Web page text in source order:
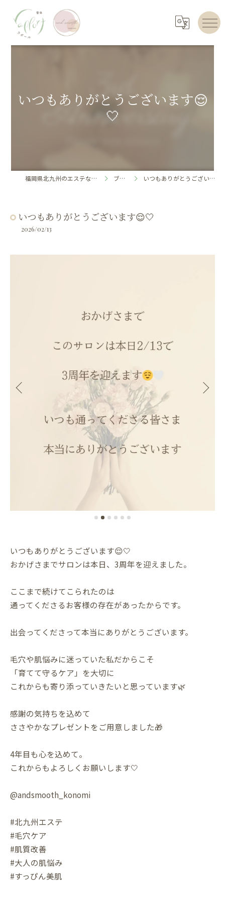
いつもありがとうございます😌
🤍
福岡県北九州のエステならrapport ブログ いつもありがとうございます😌🤍
いつもありがとうございます😌🤍
2026/02/13
いつもありがとうございます😌🤍
おかげさまでサロンは本日、3周年を迎えました。
ここまで続けてこられたのは
通ってくださるお客様の存在があったからです。
出会ってくださって本当にありがとうございます。
毛穴や肌悩みに迷っていた私だからこそ
「育てて守るケア」を大切に
これからも寄り添っていきたいと思っています🌿
感謝の気持ちを込めて
ささやかなプレゼントをご用意しました🎁
4年目も心を込めて。
これからもよろしくお願いします🤍
@andsmooth_konomi
#北九州エステ
#毛穴ケア
#肌質改善
#大人の肌悩み
#すっぴん美肌